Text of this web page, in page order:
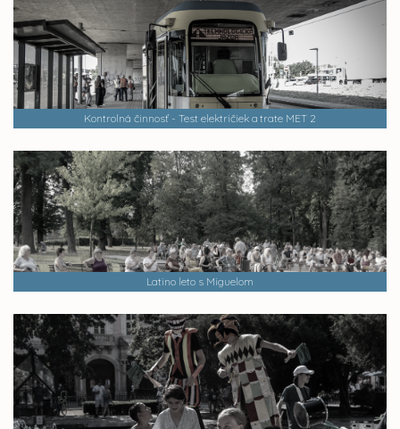
Kontrolná činnosť - Test električiek a trate MET 2
Latino leto s Miguelom